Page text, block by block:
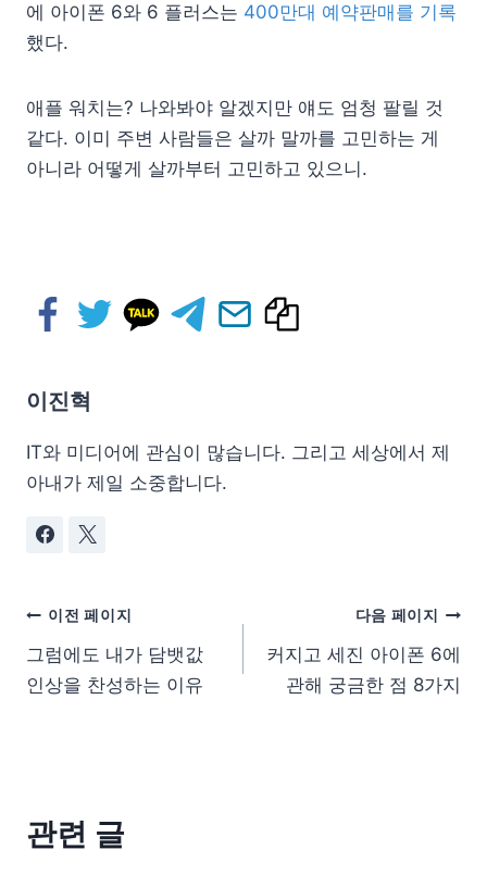
에 아이폰 6와 6 플러스는 400만대 예약판매를 기록
했다.
애플 워치는? 나와봐야 알겠지만 얘도 엄청 팔릴 것
같다. 이미 주변 사람들은 살까 말까를 고민하는 게
아니라 어떻게 살까부터 고민하고 있으니.
이진혁
IT와 미디어에 관심이 많습니다. 그리고 세상에서 제
아내가 제일 소중합니다.
이전 페이지
그럼에도 내가 담뱃값
인상을 찬성하는 이유
다음 페이지
커지고 세진 아이폰 6에
관해 궁금한 점 8가지
관련 글